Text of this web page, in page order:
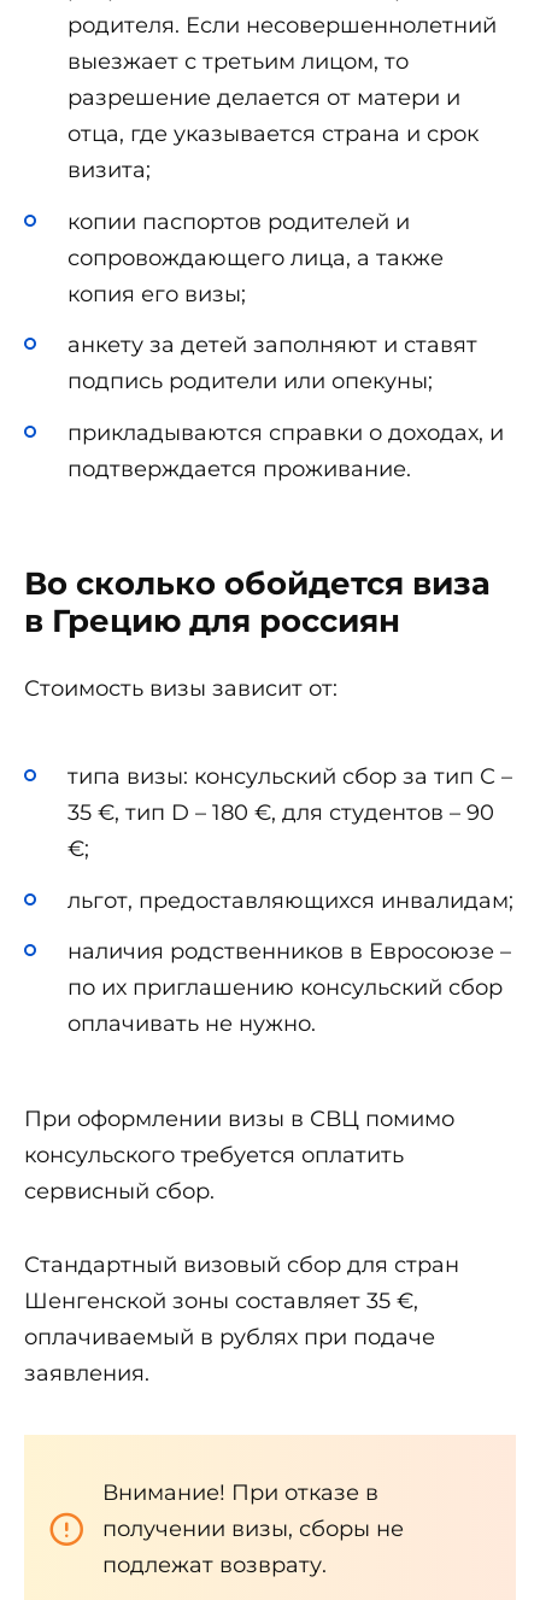
родителя. Если несовершеннолетний
выезжает с третьим лицом, то
разрешение делается от матери и
отца, где указывается страна и срок
визита;
копии паспортов родителей и
сопровождающего лица, а также
копия его визы;
анкету за детей заполняют и ставят
подпись родители или опекуны;
прикладываются справки о доходах, и
подтверждается проживание.
Во сколько обойдется виза
в Грецию для россиян
Стоимость визы зависит от:
типа визы: консульский сбор за тип С –
35 €, тип D – 180 €, для студентов – 90
€;
льгот, предоставляющихся инвалидам;
наличия родственников в Евросоюзе –
по их приглашению консульский сбор
оплачивать не нужно.
При оформлении визы в СВЦ помимо
консульского требуется оплатить
сервисный сбор.
Стандартный визовый сбор для стран
Шенгенской зоны составляет 35 €,
оплачиваемый в рублях при подаче
заявления.
Внимание! При отказе в
получении визы, сборы не
подлежат возврату.